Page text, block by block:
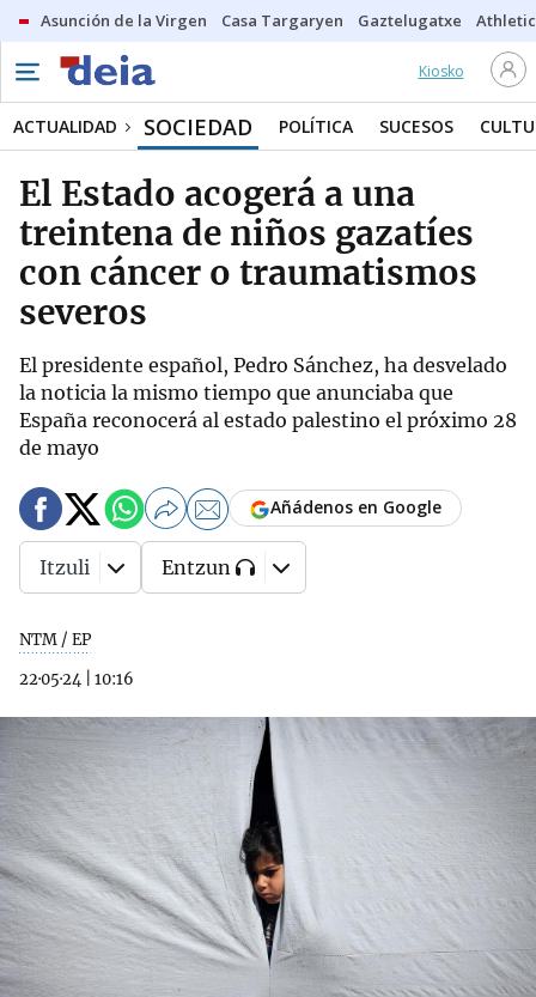
Asunción de la Virgen Casa Targaryen Gaztelugatxe Athletic
Kiosko
ACTUALIDAD SOCIEDAD POLÍTICA SUCESOS
El Estado acogerá a una
treintena de niños gazatíes
con cáncer o traumatismos
severos
El presidente español, Pedro Sánchez, ha desvelado
la noticia la mismo tiempo que anunciaba que
España reconocerá al estado palestino el próximo 28
de mayo
NTM / EP
22·05·24
10:16
Añádenos en Google
Itzuli Entzun